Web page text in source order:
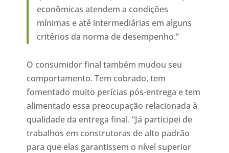
econômicas atendem a condições
mínimas e até intermediárias em alguns
critérios da norma de desempenho.”
O consumidor final também mudou seu
comportamento. Tem cobrado, tem
fomentado muito perícias pós-entrega e tem
alimentado essa preocupação relacionada à
qualidade da entrega final. “Já participei de
trabalhos em construtoras de alto padrão
para que elas garantissem o nível superior